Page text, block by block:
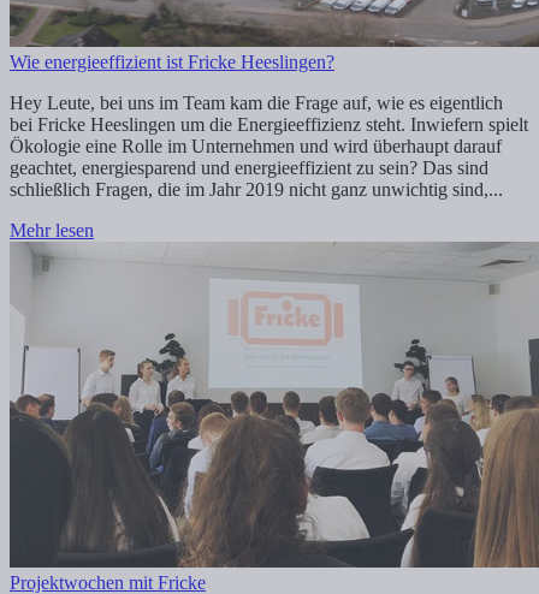
Wie energieeffizient ist Fricke Heeslingen?
Hey Leute, bei uns im Team kam die Frage auf, wie es eigentlich
bei Fricke Heeslingen um die Energieeffizienz steht. Inwiefern spielt
Ökologie eine Rolle im Unternehmen und wird überhaupt darauf
geachtet, energiesparend und energieeffizient zu sein? Das sind
schließlich Fragen, die im Jahr 2019 nicht ganz unwichtig sind,...
Mehr lesen
Projektwochen mit Fricke